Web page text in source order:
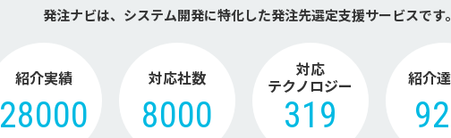
発注ナビは、システム開発に特化した発注先選定支援サービスです
紹介実績
28000
対応社数
8000
対応
テクノロジー
319
紹介